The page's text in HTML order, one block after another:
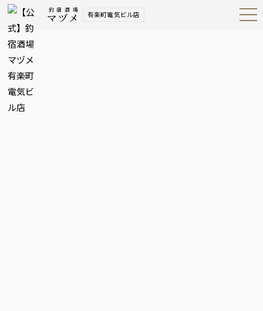
釣宿酒場
マヅメ 有楽町電気ビル店 Open
Navig